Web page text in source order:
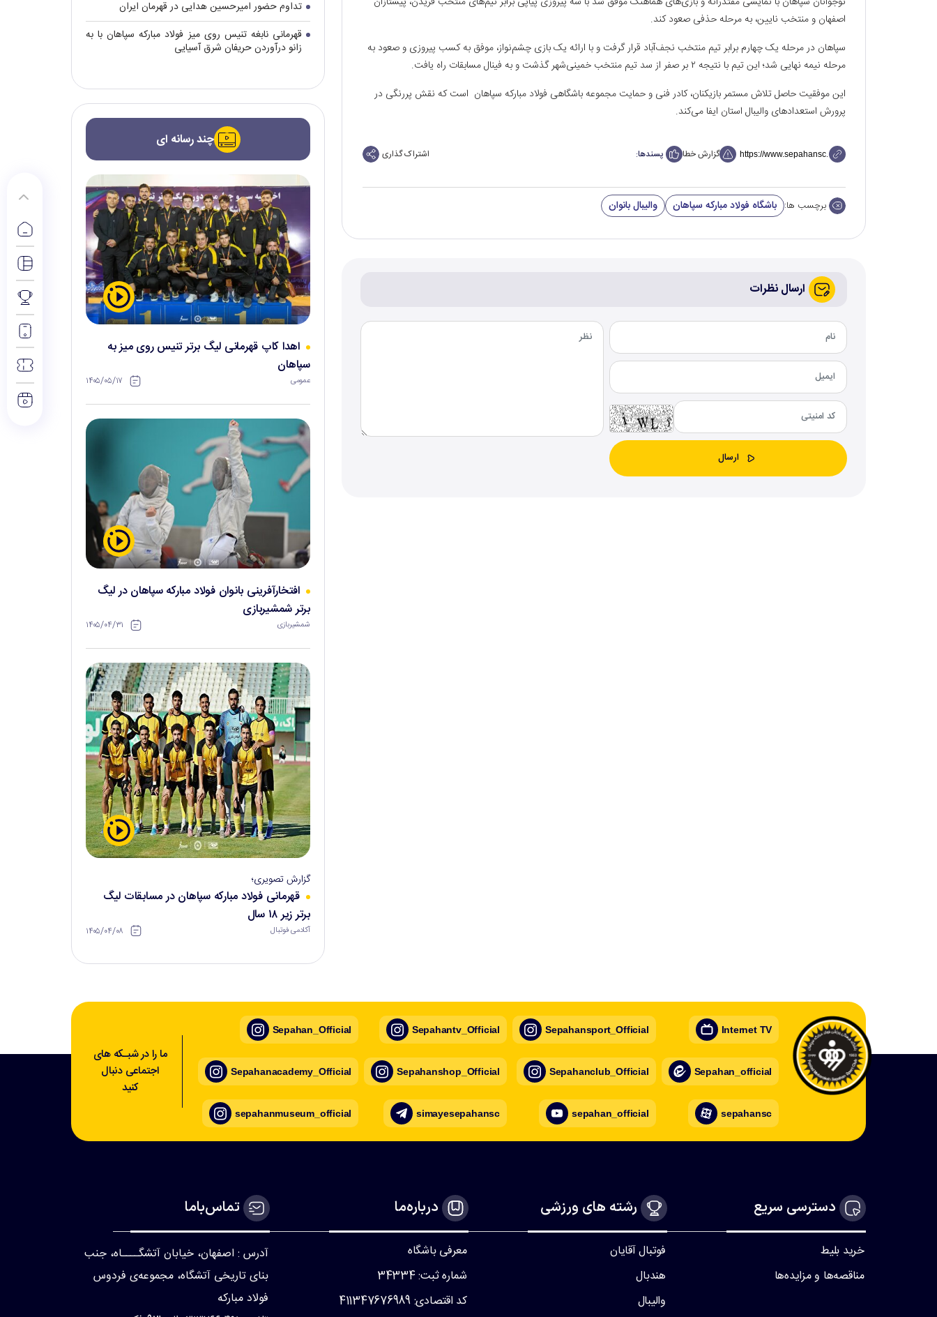
اصفهان و منتخب نایین، به مرحله حذفی صعود کند.
سپاهان در مرحله یک چهارم برابر تیم منتخب نجف‌آباد قرار گرفت و با ارائه یک بازی چشم‌نواز، موفق به کسب پیروزی و صعود به
مرحله نیمه نهایی شد؛ این تیم با نتیجه ۲ بر صفر از سد تیم منتخب خمینی‌شهر گذشت و به فینال مسابقات راه یافت.
این موفقیت حاصل تلاش مستمر بازیکنان، کادر فنی و حمایت مجموعه باشگاهی فولاد مبارکه سپاهان است که نقش پررنگی در
پرورش استعدادهای والیبال استان ایفا می‌کند.
گزارش خطا پسندها: اشتراک گذاری
برچسب ها: باشگاه فولاد مبارکه سپاهان والیبال بانوان
ارسال نظرات
تداوم حضور امیرحسین هدایی در قهرمان ایران
قهرمانی نابغه تنیس روی میز فولاد مبارکه سپاهان با به
زانو درآوردن حریفان شرق آسیایی
چند رسانه ای
اهدا کاپ قهرمانی لیگ برتر تنیس روی میز به
سپاهان
عمومی ۱۴۰۵/۰۵/۱۷
افتخارآفرینی بانوان فولاد مبارکه سپاهان در لیگ
برتر شمشیربازی
شمشیربازی ۱۴۰۵/۰۴/۳۱
گزارش تصویری؛
قهرمانی فولاد مبارکه سپاهان در مسابقات لیگ
برتر زیر ۱۸ سال
آکادمی فوتبال ۱۴۰۵/۰۴/۰۸
ما را در شبـکه های
اجتماعی دنبال
کنید
Sepahan_Official
Sepahanacademy_Official
sepahanmuseum_official
Sepahantv_Official
Sepahanshop_Official
simayesepahansc
Sepahansport_Official
Sepahanclub_Official
sepahan_official
Internet TV
Sepahan_official
sepahansc
دسترسی سریع
خرید بلیط
مناقصه‌ها و مزایده‌ها
رشته های ورزشی
فوتبال آقایان
هندبال
والیبال
درباره‌ما
معرفی باشگاه
شماره ثبت: 34334
کد اقتصادی: 411347676989
تماس‌با‌ما
آدرس : اصفهان، خیابان آتشگــــاه، جنب
بنای تاریخی آتشگاه، مجموعه‌ی فردوس
فولاد مبارکه